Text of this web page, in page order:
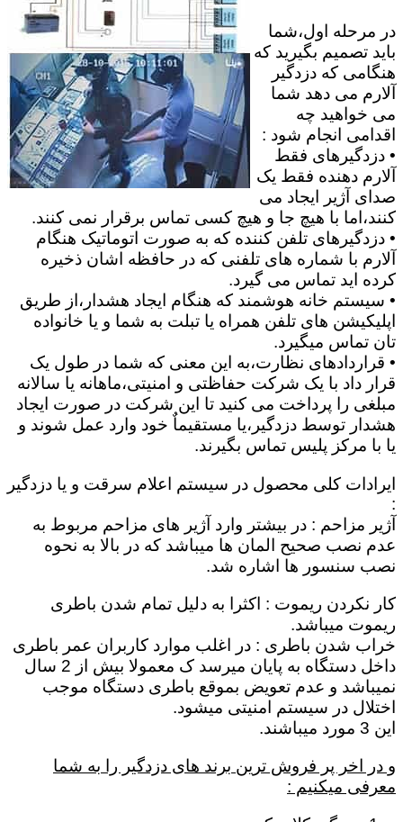
در مرحله اول،شما
باید تصمیم بگیرید که
هنگامی که دزدگیر
آلارم می دهد شما
می خواهید چه
اقدامی انجام شود :
• دزدگیرهای فقط
آلارم دهنده فقط یک
صدای آژیر ایجاد می
کنند،اما با هیچ جا و هیچ کسی تماس برقرار نمی کنند.
• دزدگیرهای تلفن کننده که به صورت اتوماتیک هنگام
آلارم با شماره های تلفنی که در حافظه اشان ذخیره
کرده اید تماس می گیرد.
• سیستم خانه هوشمند که هنگام ایجاد هشدار،از طریق
اپلیکیشن های تلفن همراه یا تبلت به شما و یا خانواده
تان تماس میگیرد.
• قراردادهای نظارت،به این معنی که شما در طول یک
قرار داد با یک شرکت حفاظتی و امنیتی،ماهانه یا سالانه
مبلغی را پرداخت می کنید تا این شرکت در صورت ایجاد
هشدار توسط دزدگیر،یا مستقیماٌ خود وارد عمل شوند و
یا با مرکز پلیس تماس بگیرند.
ایرادات کلی محصول در سیستم اعلام سرقت و یا دزدگیر
:
آژیر مزاحم : در بیشتر وارد آژیر های مزاحم مربوط به
عدم نصب صحیح المان ها میباشد که در بالا به نحوه
نصب سنسور ها اشاره شد.
کار نکردن ریموت : اکثرا به دلیل تمام شدن باطری
ریموت میباشد.
خراب شدن باطری : در اغلب موارد کاربران عمر باطری
داخل دستگاه به پایان میرسد ک معمولا بیش از 2 سال
نمیباشد و عدم تعویض بموقع باطری دستگاه موجب
اختلال در سیستم امنیتی میشود.
این 3 مورد میباشند.
و در اخر پر فروش ترین برند های دزدگیر را به شما
معرفی میکنیم :